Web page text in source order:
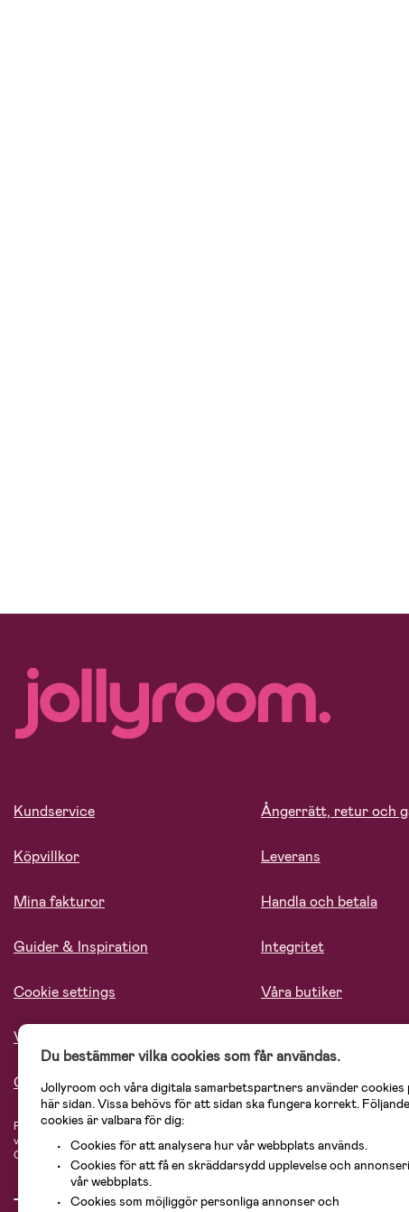
Kundservice
Köpvillkor
Mina fakturor
Guider & Inspiration
Cookie settings
Vårt ansvar
Om oss
Ångerrätt, retur och
Leverans
Handla och betala
Integritet
Våra butiker
På Jollyroom.se hittar du ett stort utbud av produkter för barnfamiljen. Hos
vårt sortiment hittar du barnvagnar, bilstolar, kläder för barn och baby,
Cosi, Baby Jogger, BabyBjörn, Didriksons, KidKraft, Ergobaby, Philips Avent,
Du bestämmer vilka cookies som får användas.
Jollyroom och våra digitala samarbetspartners använder cookies
här sidan. Vissa behövs för att sidan ska fungera korrekt. Följande
cookies är valbara för dig:
Cookies för att analysera hur vår webbplats används.
Cookies för att få en skräddarsydd upplevelse och
vår webbplats.
Cookies som möjliggör personliga annonser och